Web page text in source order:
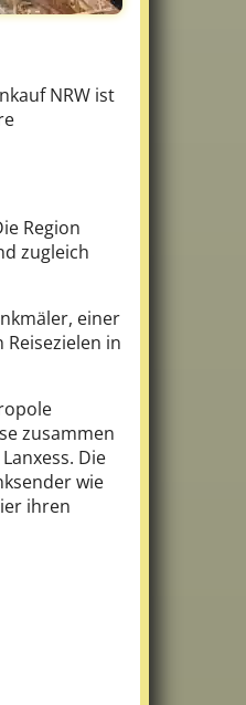
NRW ist
Region
zugleich
einer
in
zusammen
Die
wie
ihren